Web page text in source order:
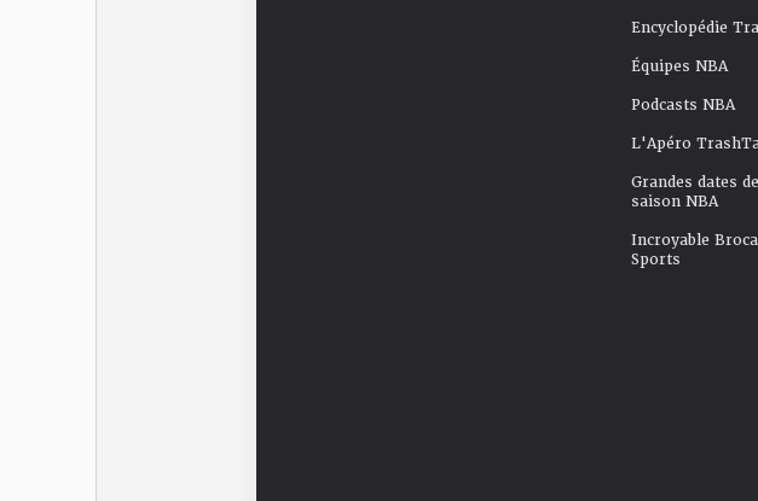
Encyclopédie
Équipes NBA
Podcasts NBA
L'Apéro
Grandes dates
saison NBA
Incroyable
Sports